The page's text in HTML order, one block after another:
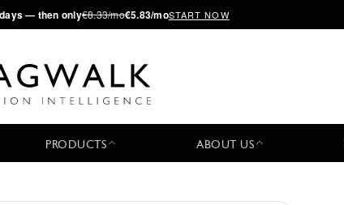
— then only€8.33/mo€5.83/moSTART NOW
PRODUCTS ABOUT US